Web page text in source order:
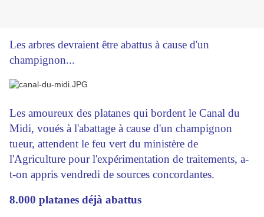
Les arbres devraient être abattus à cause d'un
champignon...
Les amoureux des platanes qui bordent le Canal du
Midi, voués à l'abattage à cause d'un champignon
tueur, attendent le feu vert du ministère de
l'Agriculture pour l'expérimentation de traitements, a-
t-on appris vendredi de sources concordantes.
8.000 platanes déjà abattus